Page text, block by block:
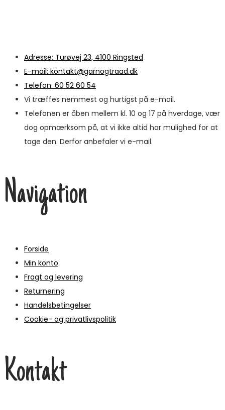
Adresse: Turøvej 23, 4100 Ringsted
E-mail: kontakt@garnogtraad.dk
Telefon: 60 52 60 54
Vi træffes nemmest og hurtigst på e-mail.
Telefonen er åben mellem kl. 10 og 17 på hverdage, vær
dog opmærksom på, at vi ikke altid har mulighed for at
tage den. Derfor anbefaler vi e-mail.
Navigation
Forside
Min konto
Fragt og levering
Returnering
Handelsbetingelser
Cookie- og privatlivspolitik
Kontakt